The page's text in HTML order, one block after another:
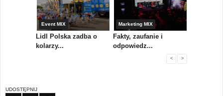
Event MIX
Lidl Polska zadba o
kolarzy...
Marketing MIX
Fakty, zaufanie i
odpowiedz...
< >
UDOSTĘPNIJ